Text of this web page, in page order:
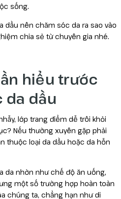
sống.
dầu nên chăm sóc da ra sao vào
chia sẻ từ chuyên gia nhé.
hiểu trước
da dầu
lớp trang điểm dễ trôi khỏi
Nếu thường xuyên gặp phải
thuộc loại da dầu hoặc da hỗn
da nhờn như chế độ ăn uống,
một số trường hợp hoàn toàn
chúng ta, chẳng hạn như di